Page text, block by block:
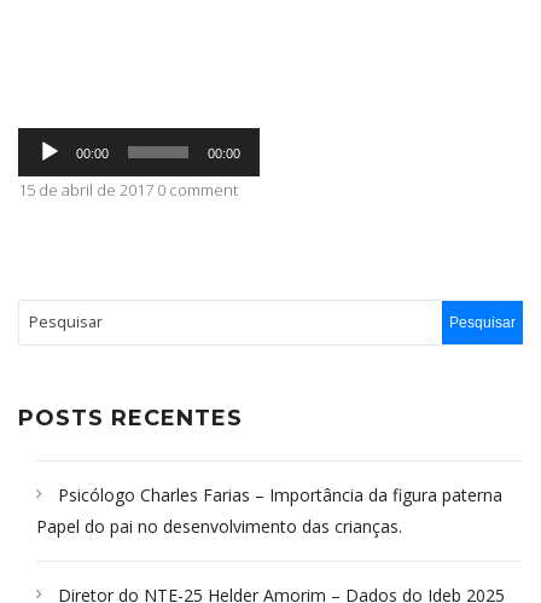
CONTATO
Tocador
áudio
00:00 00:00
15 de abril de 2017 0 comment
POSTS RECENTES
Psicólogo Charles Farias – Importância da figura paterna
Papel do pai no desenvolvimento das crianças.
Diretor do NTE-25 Helder Amorim – Dados do Ideb 2025